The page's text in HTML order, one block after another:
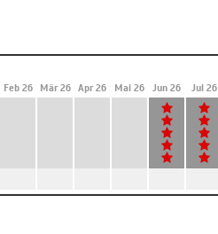
Feb 26 Mär 26 Apr 26 Mai 26 Jun 26 Jul 26